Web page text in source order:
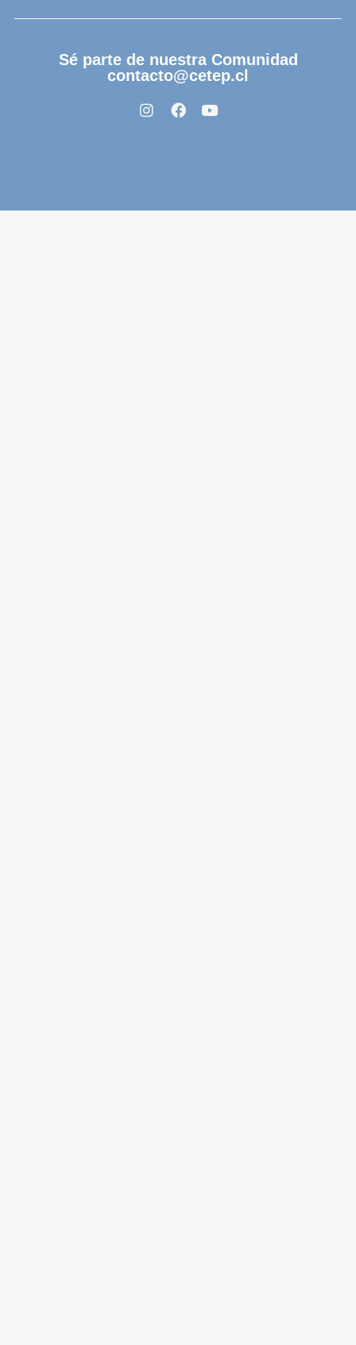
Sé parte de nuestra Comunidad
contacto@cetep.cl